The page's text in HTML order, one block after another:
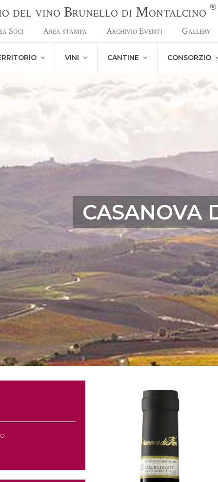
del vino Brunello di Montalcino ®
Soci Area stampa Archivio Eventi Gallery
VINI CANTINE CONSORZIO
CASANOVA